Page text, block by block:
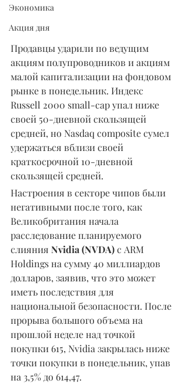
Экономика
Акция дня
Продавцы ударили по ведущим
акциям полупроводников и акциям
малой капитализации на фондовом
рынке в понедельник. Индекс
Russell 2000 small-cap упал ниже
своей 50-дневной скользящей
средней, но Nasdaq composite сумел
удержаться вблизи своей
краткосрочной 10-дневной
скользящей средней.
Настроения в секторе чипов были
негативными после того, как
Великобритания начала
расследование планируемого
слияния Nvidia (NVDA) с ARM
Holdings на сумму 40 миллиардов
долларов, заявив, что это может
иметь последствия для
национальной безопасности. После
прорыва большого объема на
прошлой неделе над точкой
покупки 615, Nvidia закрылась ниже
точки покупки в понедельник, упав
на 3,5% до 614,47.